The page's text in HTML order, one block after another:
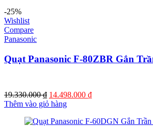
-25%
Wishlist
Compare
Panasonic
Quạt Panasonic F-80ZBR Gắn
19.330.000₫ Giá
gốc
19.330.000 ₫.
14.498.000 ₫Giá
là:
Thêm vào giỏ hàng